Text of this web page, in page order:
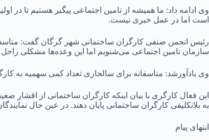
وی ادامه داد: ما همیشه از تامین اجتماعی پیگیر هستیم تا در
است اما در عمل خبری نیست.
رئیس انجمن صنفی کارگران ساختمانی شهر گرگان گفت:
سازمان تامین اجتماعی می‌شنویم اما این وعده‌ها مشکلی راحل
وی یادآورشد: متاسفانه برای سالجاری تعداد کمی سهمیه به
این فعال کارگری با بیان اینکه کارگران ساختمانی از
به بلاتکلیفی کارگران ساختمانی پایان دهند. در عین حال
انتهای پیام